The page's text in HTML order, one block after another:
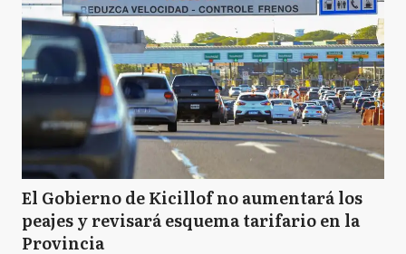
El Gobierno de Kicillof no aumentará los
peajes y revisará esquema tarifario en la
Provincia